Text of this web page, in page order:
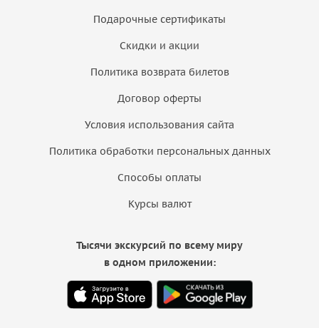
Подарочные сертификаты
Скидки и акции
Политика возврата билетов
Договор оферты
Условия использования сайта
Политика обработки персональных данных
Способы оплаты
Курсы валют
Тысячи экскурсий по всему миру
в одном приложении: